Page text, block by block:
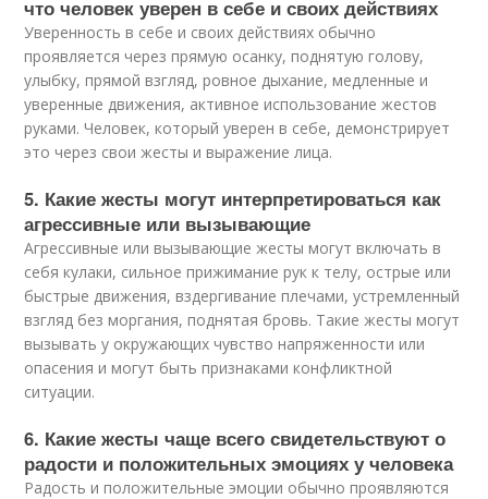
что человек уверен в себе и своих действиях
Уверенность в себе и своих действиях обычно
проявляется через прямую осанку, поднятую голову,
улыбку, прямой взгляд, ровное дыхание, медленные и
уверенные движения, активное использование жестов
руками. Человек, который уверен в себе, демонстрирует
это через свои жесты и выражение лица.
5. Какие жесты могут интерпретироваться как
агрессивные или вызывающие
Агрессивные или вызывающие жесты могут включать в
себя кулаки, сильное прижимание рук к телу, острые или
быстрые движения, вздергивание плечами, устремленный
взгляд без моргания, поднятая бровь. Такие жесты могут
вызывать у окружающих чувство напряженности или
опасения и могут быть признаками конфликтной
ситуации.
6. Какие жесты чаще всего свидетельствуют о
радости и положительных эмоциях у человека
Радость и положительные эмоции обычно проявляются